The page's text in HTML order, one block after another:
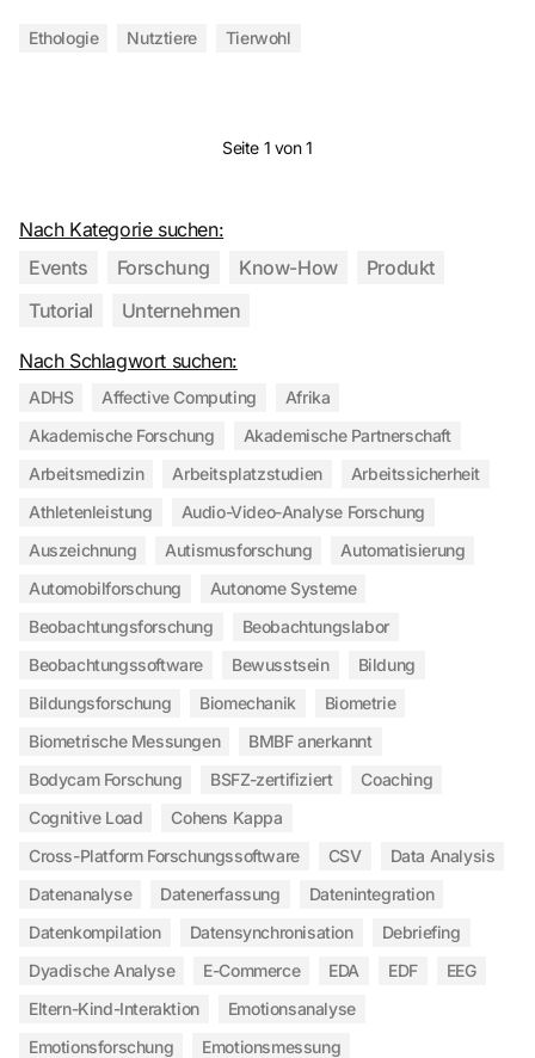
Ethologie Nutztiere Tierwohl
Seite 1 von 1
Nach Kategorie suchen:
Events
Forschung Know-How
Produkt
Tutorial
Unternehmen
Nach Schlagwort suchen:
ADHS Affective Computing
Afrika
Akademische Forschung
Akademische Partnerschaft
Arbeitsmedizin
Arbeitsplatzstudien
Arbeitssicherheit
Athletenleistung
Audio-Video-Analyse Forschung
Auszeichnung
Autismusforschung
Automatisierung
Automobilforschung
Autonome Systeme
Beobachtungsforschung
Beobachtungslabor
Beobachtungssoftware
Bewusstsein
Bildung
Bildungsforschung
Biomechanik
Biometrie
Biometrische Messungen
BMBF anerkannt
Bodycam Forschung
BSFZ-zertifiziert
Coaching
Cognitive Load
Cohens Kappa
Cross-Platform Forschungssoftware
CSV
Data Analysis
Datenanalyse
Datenerfassung
Datenintegration
Datenkompilation
Datensynchronisation
Debriefing
Dyadische Analyse
E-Commerce EDA EDF
EEG
Eltern-Kind-Interaktion
Emotionsanalyse
Emotionsforschung
Emotionsmessung